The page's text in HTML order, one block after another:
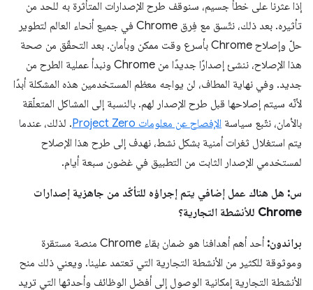
إذا عثرنا على خطأ جسيم، سنوقف طرح الإصدارات المتأثرة به للحد من
تأثيره. بعد ذلك، نتّسق مع فِرق Chrome في جميع أنحاء العالم لتطوير
حلّ وإصلاح Chrome بأسرع وقت ممكن وبأمان. بعد التحقّق من صحة
هذا الإصلاح، ننشئ إصدارًا جديدًا من Chrome ونبدأ عملية الطرح من
جديد. وفي نهاية المطاف، لن يواجه معظم المستخدمين هذه المشكلة أبدًا
لأنّه سيتم إصلاحها قبل طرح الإصدار لهم. بالنسبة إلى المشاكل المتعلّقة
بالأمان، نتّبع سياسة الإفصاح عن معلومات Project Zero
. لذلك، عندما
يتم استغلال ثغرات أمنية بشكل نشط، نهدف إلى طرح هذا الإصلاح
لمستخدمي الإصدار الثابت من التطبيق في غضون سبعة أيام.
س: هل هناك عمل إضافي يتم إجراؤه للتأكّد من جاهزية إصدارات
Chrome للأنشطة التجارية؟
براندون:
أحد أهم أهدافنا هو ضمان بقاء Chrome منصة مستقرة
وموثوقة للكثير من الأنشطة التجارية التي تعتمد علينا. ويعني ذلك منح
الأنشطة التجارية إمكانية الوصول إلى أفضل الوظائف وأحدثها التي تريد